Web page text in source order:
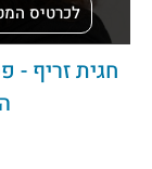
לכרטיס
חגית זריף -